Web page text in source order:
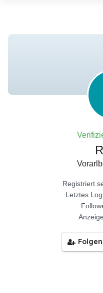
Registriert
Letztes
Folgen